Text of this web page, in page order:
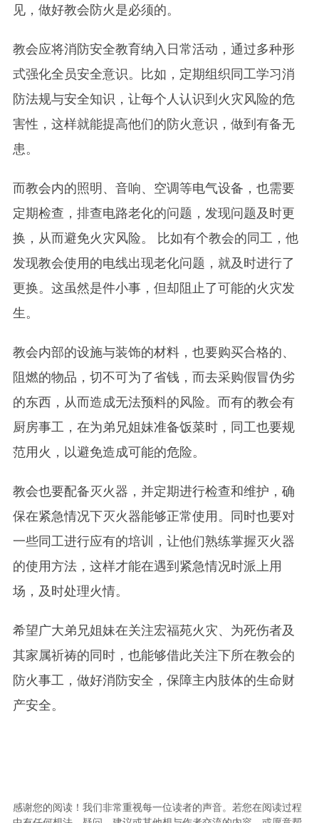
见，做好教会防火是必须的。
教会应将消防安全教育纳入日常活动，通过多种形
式强化全员安全意识。比如，定期组织同工学习消
防法规与安全知识，让每个人认识到火灾风险的危
害性，这样就能提高他们的防火意识，做到有备无
患。
而教会内的照明、音响、空调等电气设备，也需要
定期检查，排查电路老化的问题，发现问题及时更
换，从而避免火灾风险。 比如有个教会的同工，他
发现教会使用的电线出现老化问题，就及时进行了
更换。这虽然是件小事，但却阻止了可能的火灾发
生。
教会内部的设施与装饰的材料，也要购买合格的、
阻燃的物品，切不可为了省钱，而去采购假冒伪劣
的东西，从而造成无法预料的风险。而有的教会有
厨房事工，在为弟兄姐妹准备饭菜时，同工也要规
范用火，以避免造成可能的危险。
教会也要配备灭火器，并定期进行检查和维护，确
保在紧急情况下灭火器能够正常使用。同时也要对
一些同工进行应有的培训，让他们熟练掌握灭火器
的使用方法，这样才能在遇到紧急情况时派上用
场，及时处理火情。
希望广大弟兄姐妹在关注宏福苑火灾、为死伤者及
其家属祈祷的同时，也能够借此关注下所在教会的
防火事工，做好消防安全，保障主内肢体的生命财
产安全。
感谢您的阅读！我们非常重视每一位读者的声音。若您在阅读过程